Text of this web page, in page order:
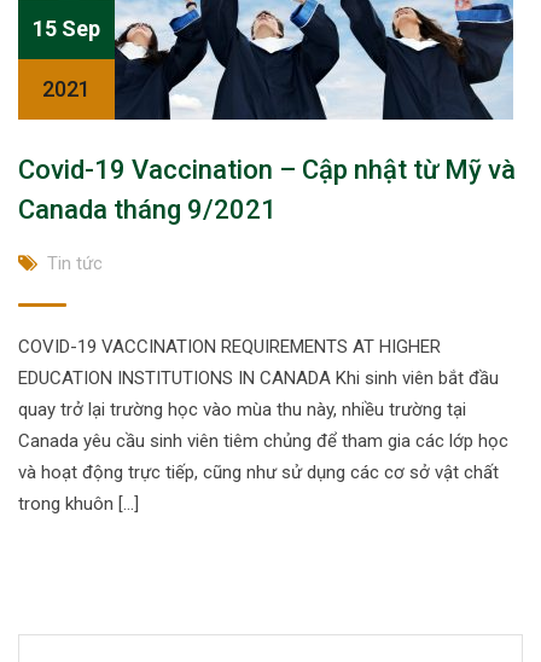
15 Sep
2021
Covid-19 Vaccination – Cập nhật từ Mỹ và
Canada tháng 9/2021
Tin tức
COVID-19 VACCINATION REQUIREMENTS AT HIGHER
EDUCATION INSTITUTIONS IN CANADA Khi sinh viên bắt đầu
quay trở lại trường học vào mùa thu này, nhiều trường tại
Canada yêu cầu sinh viên tiêm chủng để tham gia các lớp học
và hoạt động trực tiếp, cũng như sử dụng các cơ sở vật chất
trong khuôn […]